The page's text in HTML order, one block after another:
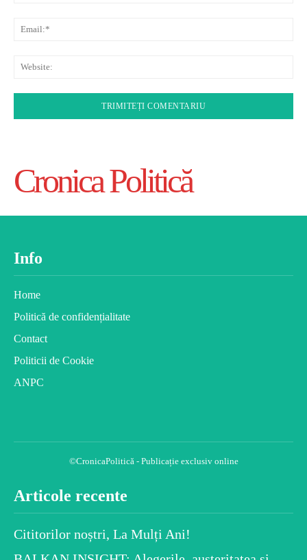
Cronica Politică
Info
Home
Politică de confidențialitate
Contact
Politicii de Cookie
ANPC
©CronicaPolitică - Publicație exclusiv online
Articole recente
Cititorilor noștri, La Mulți Ani!